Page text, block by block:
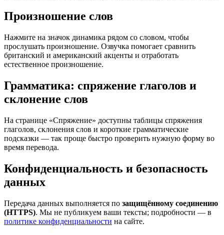
Произношение слов
Нажмите на значок динамика рядом со словом, чтобы
прослушать произношение. Озвучка помогает сравнить
британский и американский акценты и отработать
естественное произношение.
Грамматика: спряжение глаголов и
склонение слов
На странице «Спряжение» доступны таблицы спряжения
глаголов, склонения слов и короткие грамматические
подсказки — так проще быстро проверить нужную форму во
время перевода.
Конфиденциальность и безопасность
данных
Передача данных выполняется по защищённому соединению
(HTTPS). Мы не публикуем ваши тексты; подробности — в
политике конфиденциальности на сайте.